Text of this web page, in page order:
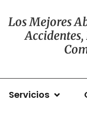
Los Mejores
Accidentes,
Servicios